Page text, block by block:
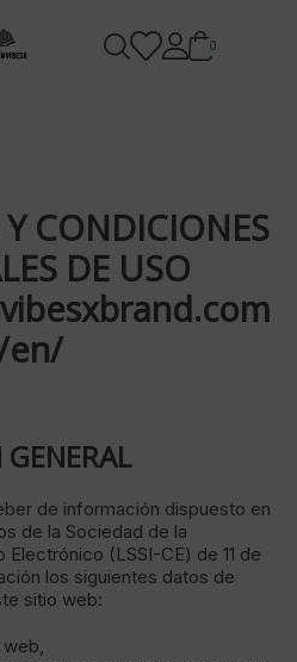
0
CONDICIONES
DE USO
de información dispuesto en
de la Sociedad de la
(LSSI-CE) de 11 de
los siguientes datos de
sitio web: